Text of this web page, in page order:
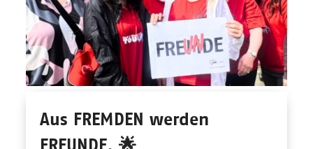
Aus FREMDEN werden
FREUNDE. 🌟